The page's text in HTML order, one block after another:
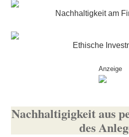
Nachhaltigkeit am
Ethische
Anzeige
Nachhaltigigkeit aus
des